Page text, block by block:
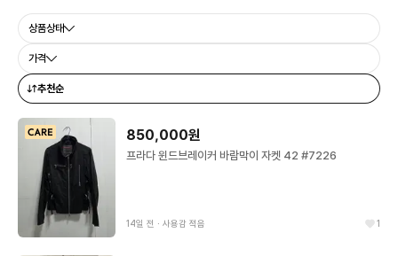
상품상태
가격
추천순
850,000원
프라다 윈드브레이커 바람막이 자켓 42 #7226
14일 전 ∙ 사용감 적음 1